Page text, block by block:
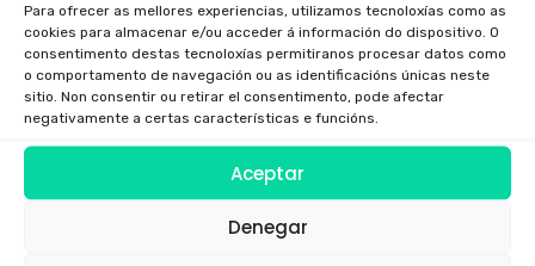
Para ofrecer as mellores experiencias, utilizamos tecnoloxías como as
cookies para almacenar e/ou acceder á información do dispositivo. O
consentimento destas tecnoloxías permitiranos procesar datos como
o comportamento de navegación ou as identificacións únicas neste
sitio. Non consentir ou retirar el consentimento, pode afectar
negativamente a certas características e funcións.
Aceptar
Denegar